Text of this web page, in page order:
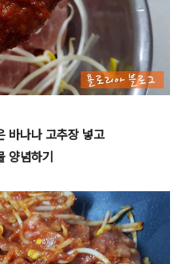
바나나 고추장 넣고
양념하기